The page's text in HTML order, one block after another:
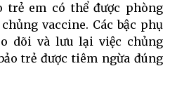
trẻ em có thể được phòng
vaccine. Các bậc phụ
dõi và lưu lại việc chủng
trẻ được tiêm ngừa đúng